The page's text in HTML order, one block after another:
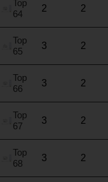
Top
64
2 2
Top
65
3 2
Top
66
3 2
Top
67
3 2
Top
68
3 2